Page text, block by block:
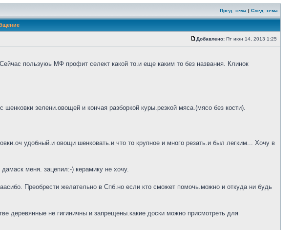
Пред. тема | След. тема
Добавлено: Пт июн 14, 2013 1:25
пользуюь МФ профит селект какой то.и еще каким то без названия. Клинок
зелени.овощей и кончая разборкой куры.резкой мяса.(мясо без кости).
удобный.и овощи шенковать.и что то крупное и много резать.и был легким... Хочу в
меня. зацепил:-) керамику не хочу.
Преобрести желательно в Спб.но если кто сможет помочь.можно и откуда ни будь
деревянные не гигиничны и запрещены.какие доски можно присмотреть для